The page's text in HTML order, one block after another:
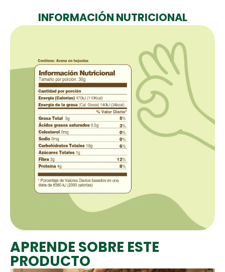
INFORMACIÓN NUTRICIONAL
APRENDE SOBRE ESTE
PRODUCTO